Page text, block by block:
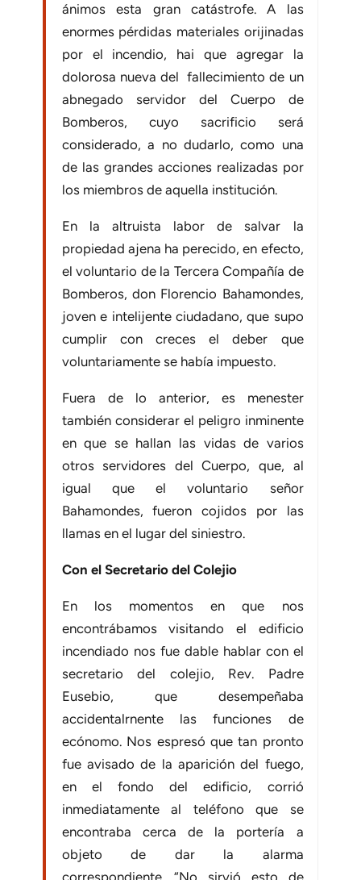
ánimos esta gran catástrofe. A las
enormes pérdidas materiales orijinadas
por el incendio, hai que agregar la
dolorosa nueva del fallecimiento de un
abnegado servidor del Cuerpo de
Bomberos, cuyo sacrificio será
considerado, a no dudarlo, como una
de las grandes acciones realizadas por
los miembros de aquella institución.
En la altruista labor de salvar la
propiedad ajena ha perecido, en efecto,
el voluntario de la Tercera Compañía de
Bomberos, don Florencio Bahamondes,
joven e intelijente ciudadano, que supo
cumplir con creces el deber que
voluntariamente se había impuesto.
Fuera de lo anterior, es menester
también considerar el peligro inminente
en que se hallan las vidas de varios
otros servidores del Cuerpo, que, al
igual que el voluntario señor
Bahamondes, fueron cojidos por las
llamas en el lugar del siniestro.
Con el Secretario del Colejio
En los momentos en que nos
encontrábamos visitando el edificio
incendiado nos fue dable hablar con el
secretario del colejio, Rev. Padre
Eusebio, que desempeñaba
accidentalrnente las funciones de
ecónomo. Nos espresó que tan pronto
fue avisado de la aparición del fue­go,
en el fondo del edificio, corrió
inmediatamente al teléfono que se
encontraba cerca de la portería a
objeto de dar la alarma
correspondiente. “No sirvió esto de